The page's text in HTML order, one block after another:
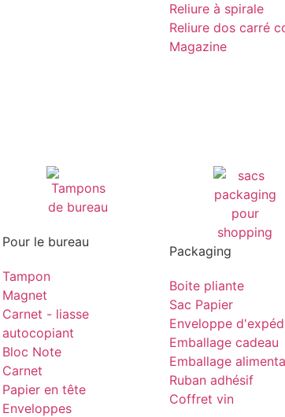
Reliure à spirale
Reliure dos carré
Magazine
Pour le bureau
Tampon
Magnet
Carnet - liasse
autocopiant
Bloc Note
Carnet
Papier en tête
Enveloppes
Packaging
Boite pliante
Sac Papier
Enveloppe
Emballage cadeau
Emballage
Ruban adhésif
Coffret vin